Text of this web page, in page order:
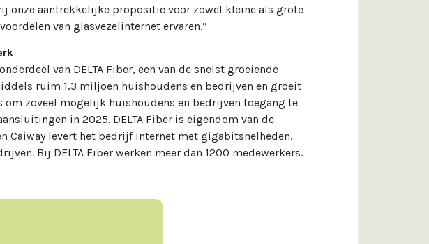
onze aantrekkelijke propositie voor zowel kleine als grote
van glasvezelinternet ervaren.”
van DELTA Fiber, een van de snelst groeiende
ruim 1,3 miljoen huishoudens en bedrijven en groeit
om zoveel mogelijk huishoudens en bedrijven toegang te
in 2025. DELTA Fiber is eigendom van de
Caiway levert het bedrijf internet met gigabitsnelheden,
Bij DELTA Fiber werken meer dan 1200 medewerkers.